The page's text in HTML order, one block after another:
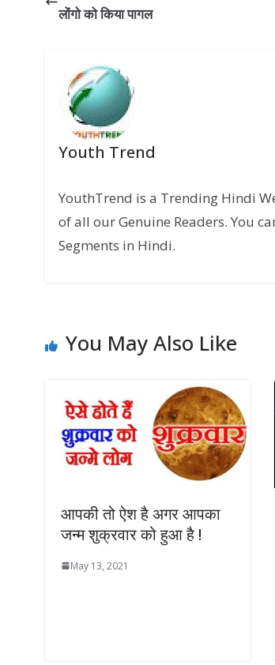
लोंगो को किया पागल
Youth Trend
YouthTrend is a Trending Hindi
of all our Genuine Readers. You
Segments in Hindi.
You May Also Like
आपकी तो ऐश है अगर आपका
जन्म शुक्रवार को हुआ है !
May 13, 2021